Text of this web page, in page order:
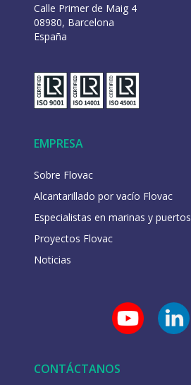
Calle Primer de Maig 4
08980, Barcelona
España
EMPRESA
Sobre Flovac
Alcantarillado por vacío Flovac
Especialistas en marinas y puertos
Proyectos Flovac
Noticias
CONTÁCTANOS